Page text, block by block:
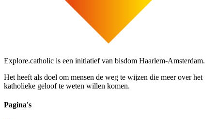
Explore.catholic is een initiatief van bisdom Haarlem-Amsterdam.
Het heeft als doel om mensen de weg te wijzen die meer over het
katholieke geloof te weten willen komen.
Pagina's